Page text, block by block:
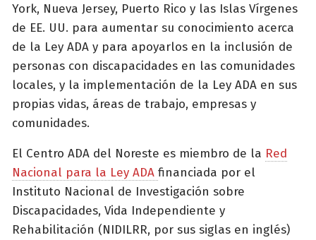
York, Nueva Jersey, Puerto Rico y las Islas Vírgenes
de EE. UU. para aumentar su conocimiento acerca
de la Ley ADA y para apoyarlos en la inclusión de
personas con discapacidades en las comunidades
locales, y la implementación de la Ley ADA en sus
propias vidas, áreas de trabajo, empresas y
comunidades.
El Centro ADA del Noreste es miembro de la Red
Nacional para la Ley ADA financiada por el
Instituto Nacional de Investigación sobre
Discapacidades, Vida Independiente y
Rehabilitación (NIDILRR, por sus siglas en inglés)